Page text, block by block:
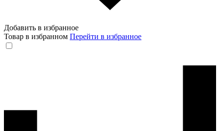
Добавить в избранное
Товар в избранном Перейти в избранное